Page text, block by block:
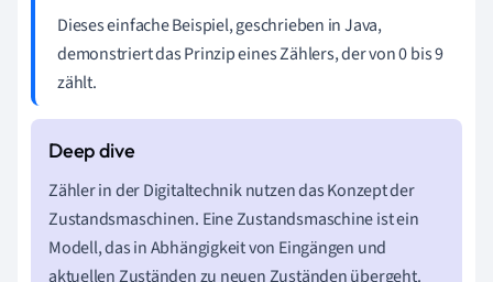
Dieses einfache Beispiel, geschrieben in Java,
demonstriert das Prinzip eines Zählers, der von 0 bis 9
zählt.
Zähler in der Digitaltechnik nutzen das Konzept der
Zustandsmaschinen. Eine Zustandsmaschine ist ein
Modell, das in Abhängigkeit von Eingängen und
aktuellen Zuständen zu neuen Zuständen übergeht.